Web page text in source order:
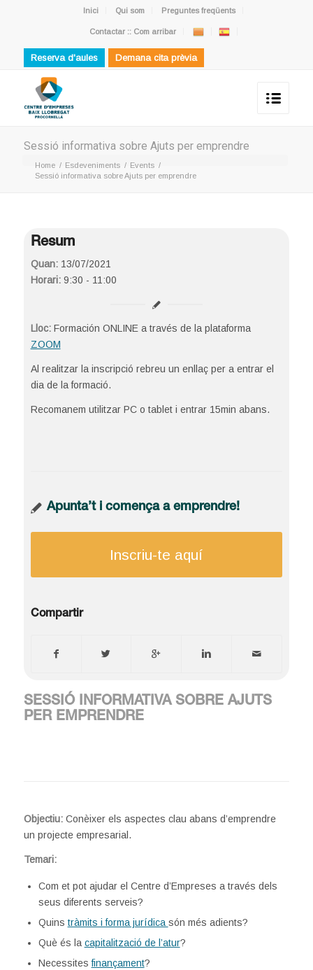
Inici Qui som Preguntes freqüents
Contactar :: Com arribar
Reserva d'aules Demana cita prèvia
Sessió informativa sobre Ajuts per emprendre
Home / Esdeveniments / Events /
Sessió informativa sobre Ajuts per emprendre
Resum
Quan:13/07/2021
Horari:9:30 - 11:00
Lloc:Formación ONLINE a través de la plataforma
ZOOM
Al realitzar la inscripció rebreu un enllaç per a entrar el
dia de la formació.
Recomanem utilitzar PC o tablet i entrar 15min abans.
Apunta’t i comença a emprendre!
Inscriu-te aquí
Compartir
SESSIÓ INFORMATIVA SOBRE AJUTS
PER EMPRENDRE
Objectiu: Conèixer els aspectes clau abans d’emprendre
un projecte empresarial.
Temari:
Com et pot ajudar el Centre d’Empreses a través dels
seus diferents serveis?
Quins tràmits i forma jurídicasón més adients?
Què és la capitalització de l’atur?
Necessitesfinançament?